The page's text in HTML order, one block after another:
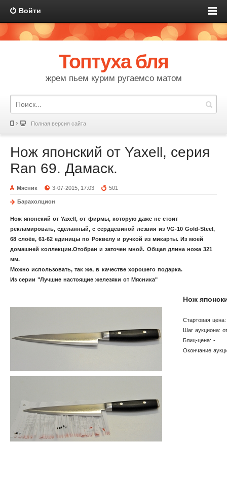
Войти
Топтуха бля
жрем пьем курим ругаемсо матом
Полная версия сайта
Нож японский от Yaxell, серия
Ran 69. Дамаск.
Мясник 3-07-2015, 17:03 501
Барахолцион
Нож японскийот Yaxell, от фирмы, которую даже не стоит
рекламировать,сделанный, с сердцевиной лезвия из VG-10 Gold-Steel,
68 слоёв, 61-62 единицы по Роквелуи ручкой из микарты. Из моей
домашней коллекции.Отобран и заточен мной. Общая длина ножа 321
мм.
Можно использовать, так же, в качестве хорошего подарка.
Из серии "Лучшие настоящие железяки от Мясника"
Нож
Стартовая
Шаг аукциона:
Блиц-цена: -
Окончание